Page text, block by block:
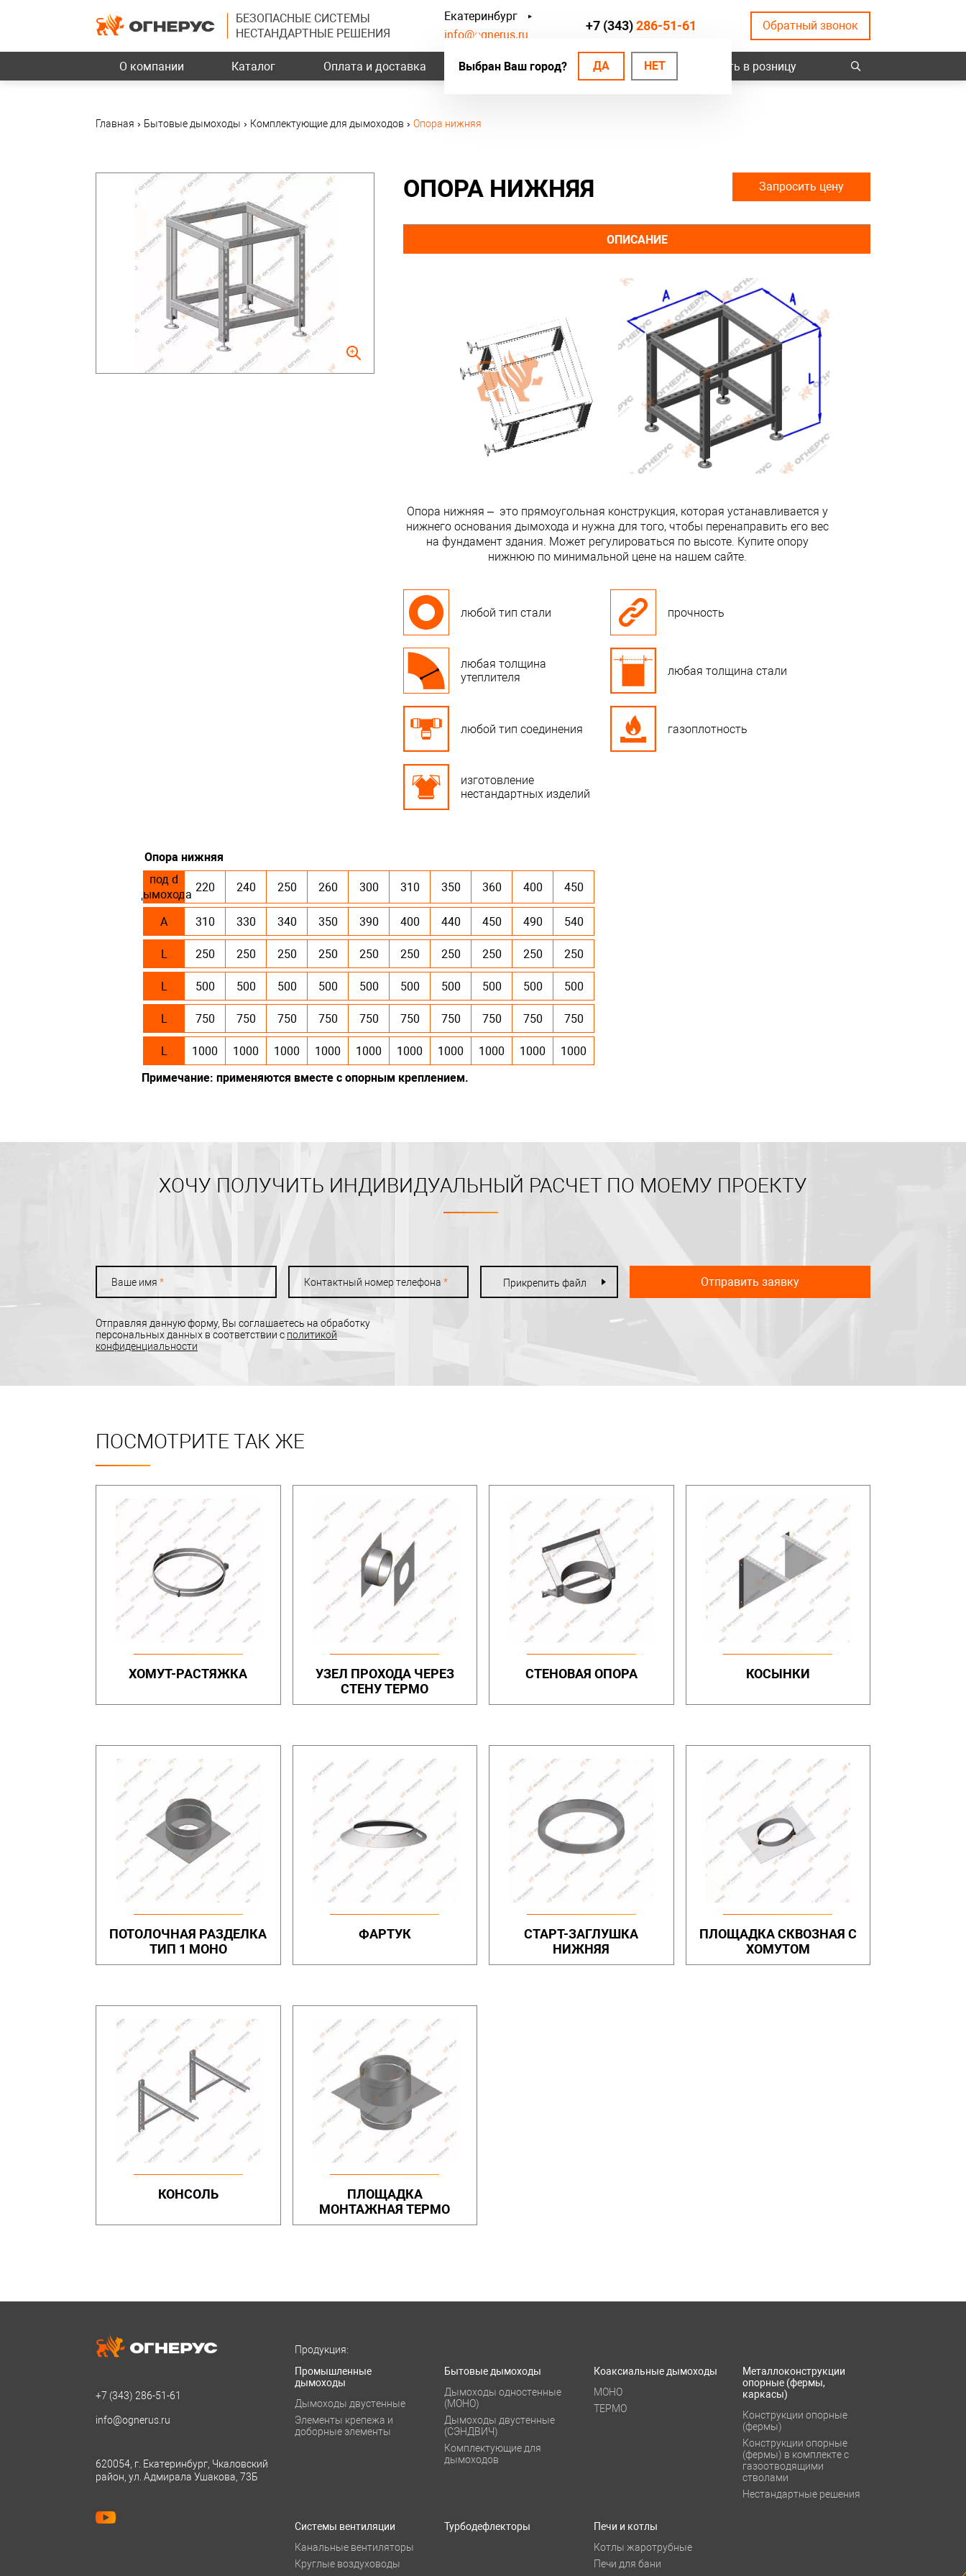
БЕЗОПАСНЫЕ СИСТЕМЫ
НЕСТАНДАРТНЫЕ РЕШЕНИЯ
Екатеринбург
Выбран Ваш город? ДА НЕТ
info@ognerus.ru
+7 (343)286-51-61 Обратный звонок
О компании Каталог Оплата и доставка Наши объекты Контакты Купить в розницу
Главная › Бытовые дымоходы › Комплектующие для дымоходов › Опора нижняя
ОПОРА НИЖНЯЯ Запросить цену
ОПИСАНИЕ
Опора нижняя – это прямоугольная конструкция, которая устанавливается у
нижнего основания дымохода и нужна для того, чтобы перенаправить его вес
на фундамент здания. Может регулироваться по высоте. Купите опору
нижнюю по минимальной цене на нашем сайте.
любой тип стали прочность
любая толщина
утеплителя
любая толщина стали
любой тип соединения газоплотность
изготовление
нестандартных изделий
Опора нижняя
под d
дымохода
220 240 250 260 300 310 350 360 400 450
А 310 330 340 350 390 400 440 450 490 540
L 250 250 250 250 250 250 250 250 250 250
L 500 500 500 500 500 500 500 500 500 500
L 750 750 750 750 750 750 750 750 750 750
L 1000 1000 1000 1000 1000 1000 1000 1000 1000
1000
Примечание: применяются вместе с опорным креплением.
ХОЧУ ПОЛУЧИТЬ ИНДИВИДУАЛЬНЫЙ РАСЧЕТ ПО МОЕМУ ПРОЕКТУ
Ваше имя * Контактный номер телефона * Прикрепить файл Отправить заявку
Отправляя данную форму, Вы соглашаетесь на обработку
персональных данных в соответствии с политикой
конфиденциальности
ПОСМОТРИТЕ ТАК ЖЕ
ХОМУТ-РАСТЯЖКА
УЗЕЛ ПРОХОДА ЧЕРЕЗ
СТЕНУ ТЕРМО
СТЕНОВАЯ ОПОРА КОСЫНКИ
ПОТОЛОЧНАЯ РАЗДЕЛКА
ТИП 1 МОНО
ФАРТУК
СТАРТ-ЗАГЛУШКА
НИЖНЯЯ
ПЛОЩАДКА СКВОЗНАЯ С
ХОМУТОМ
КОНСОЛЬ
ПЛОЩАДКА
МОНТАЖНАЯ ТЕРМО
+7 (343) 286-51-61
info@ognerus.ru
620054, г. Екатеринбург, Чкаловский
район, ул. Адмирала Ушакова, 73Б
Продукция:
Промышленные
дымоходы
Дымоходы двустенные
Элементы крепежа и
доборные элементы
Бытовые дымоходы
Дымоходы одностенные
(МОНО)
Дымоходы двустенные
(СЭНДВИЧ)
Комплектующие для
дымоходов
Коаксиальные дымоходы
МОНО
ТЕРМО
Металлоконструкции
опорные (фермы,
каркасы)
Конструкции опорные
(фермы)
Конструкции опорные
(фермы) в комплекте с
газоотводящими
стволами
Нестандартные решения
Системы вентиляции
Канальные вентиляторы
Круглые воздуховоды
Турбодефлекторы
Печи и котлы
Котлы жаротрубные
Печи для бани